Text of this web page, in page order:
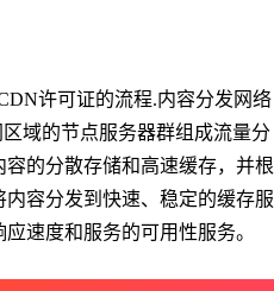
许可证的流程.内容分发网络
域的节点服务器群组成流量分
的分散存储和高速缓存，并根
容分发到快速、稳定的缓存服
速度和服务的可用性服务。